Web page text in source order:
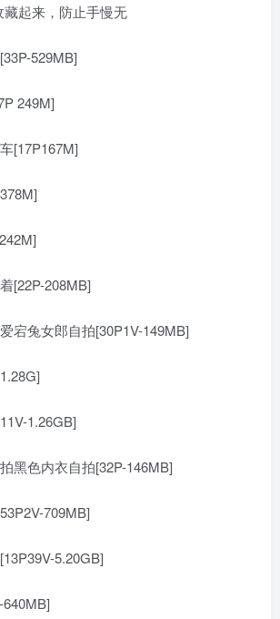
起来，防止手慢无
529MB]
249M]
[17P167M]
[22P-208MB]
宕兔女郎自拍[30P1V-149MB]
1.26GB]
黑色内衣自拍[32P-146MB]
709MB]
5.20GB]